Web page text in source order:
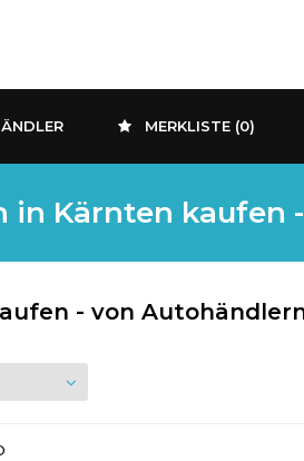
MERKLISTE (0)
in Kärnten kaufen
- von